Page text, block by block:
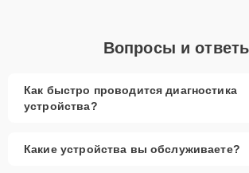
долговечности выполненных работ.
Сервисный центр предлагает
любые проблемы, от мелких неисправностей
компонентов, что обеспечивает долговечную и
Вопросы и
Как быстро проводится диагностика
устройства?
Какие устройства вы обслуживаете?